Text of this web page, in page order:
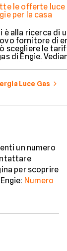
le offerte luce
per la casa
è alla ricerca di
fornitore di
scegliere le
di Engie.
le diverse
Luce Gas
un numero
per scoprire
Numero